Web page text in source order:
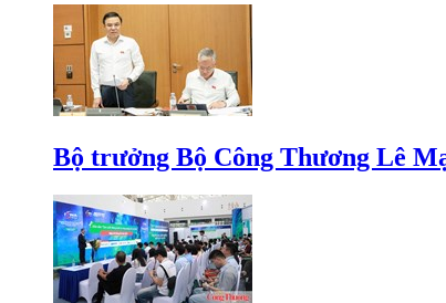
Bộ trưởng Bộ Công Thương Lê